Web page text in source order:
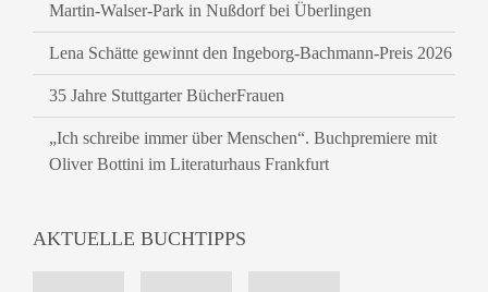
Martin-Walser-Park in Nußdorf bei Überlingen
Lena Schätte gewinnt den Ingeborg-Bachmann-Preis 2026
35 Jahre Stuttgarter BücherFrauen
„Ich schreibe immer über Menschen“. Buchpremiere mit
Oliver Bottini im Literaturhaus Frankfurt
AKTUELLE BUCHTIPPS